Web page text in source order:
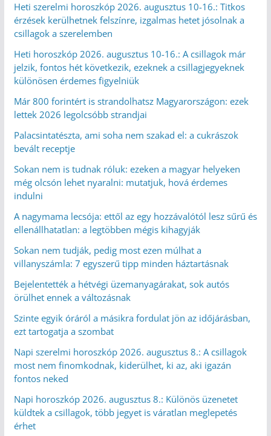
Heti szerelmi horoszkóp 2026. augusztus 10-16.: Titkos
érzések kerülhetnek felszínre, izgalmas hetet jósolnak a
csillagok a szerelemben
Heti horoszkóp 2026. augusztus 10-16.: A csillagok már
jelzik, fontos hét következik, ezeknek a csillagjegyeknek
különösen érdemes figyelniük
Már 800 forintért is strandolhatsz Magyarországon: ezek
lettek 2026 legolcsóbb strandjai
Palacsintatészta, ami soha nem szakad el: a cukrászok
bevált receptje
Sokan nem is tudnak róluk: ezeken a magyar helyeken
még olcsón lehet nyaralni: mutatjuk, hová érdemes
indulni
A nagymama lecsója: ettől az egy hozzávalótól lesz sűrű és
ellenállhatatlan: a legtöbben mégis kihagyják
Sokan nem tudják, pedig most ezen múlhat a
villanyszámla: 7 egyszerű tipp minden háztartásnak
Bejelentették a hétvégi üzemanyagárakat, sok autós
örülhet ennek a változásnak
Szinte egyik óráról a másikra fordulat jön az időjárásban,
ezt tartogatja a szombat
Napi szerelmi horoszkóp 2026. augusztus 8.: A csillagok
most nem finomkodnak, kiderülhet, ki az, aki igazán
fontos neked
Napi horoszkóp 2026. augusztus 8.: Különös üzenetet
küldtek a csillagok, több jegyet is váratlan meglepetés
érhet